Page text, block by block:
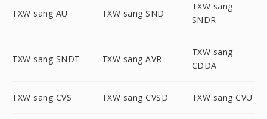
TXW sang AU TXW sang SND
TXW sang
SNDR
TXW sang SNDT TXW sang AVR
TXW sang
CDDA
TXW sang CVS TXW sang CVSD TXW sang CVU